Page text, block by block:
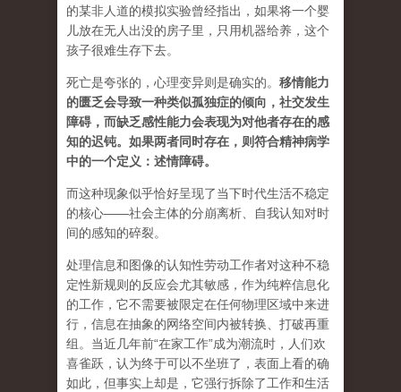
的某非人道的模拟实验曾经指出，如果将一个婴
儿放在无人出没的房子里，只用机器给养，这个
孩子很难生存下去。
死亡是夸张的，心理变异则是确实的。 移情能力
的匮乏会导致一种类似孤独症的倾向，社交发生
障碍，而缺乏感性能力会表现为对他者存在的感
知的迟钝。如果两者同时存在，则符合精神病学
中的一个定义：述情障碍。
而这种现象似乎恰好呈现了当下时代生活不稳定
的核心——社会主体的分崩离析、自我认知对时
间的感知的碎裂。
处理信息和图像的认知性劳动工作者对这种不稳
定性新规则的反应会尤其敏感，作为纯粹信息化
的工作，它不需要被限定在任何物理区域中来进
行，信息在抽象的网络空间内被转换、打破再重
组。当近几年前“在家工作”成为潮流时，人们欢
喜雀跃，认为终于可以不坐班了，表面上看的确
如此，但事实上却是，它强行拆除了工作和生活